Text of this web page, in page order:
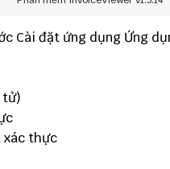
Cài đặt ứng dụng Ứng
tử)
xác thực